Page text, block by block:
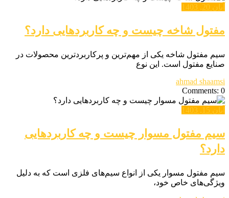
آبان 20, 1403
مفتول شاخه چیست و چه کاربردهایی دارد؟
سیم مفتول شاخه یکی از مهم‌ترین و پرکاربردترین محصولات در
صنایع مفتول است. این نوع
ahmad shaamsi
Comments: 0
آبان 15, 1403
سیم مفتول مسوار چیست و چه کاربردهایی
دارد؟
سیم مفتول مسوار یکی از انواع سیم‌های فلزی است که به دلیل
ویژگی‌های خاص خود،